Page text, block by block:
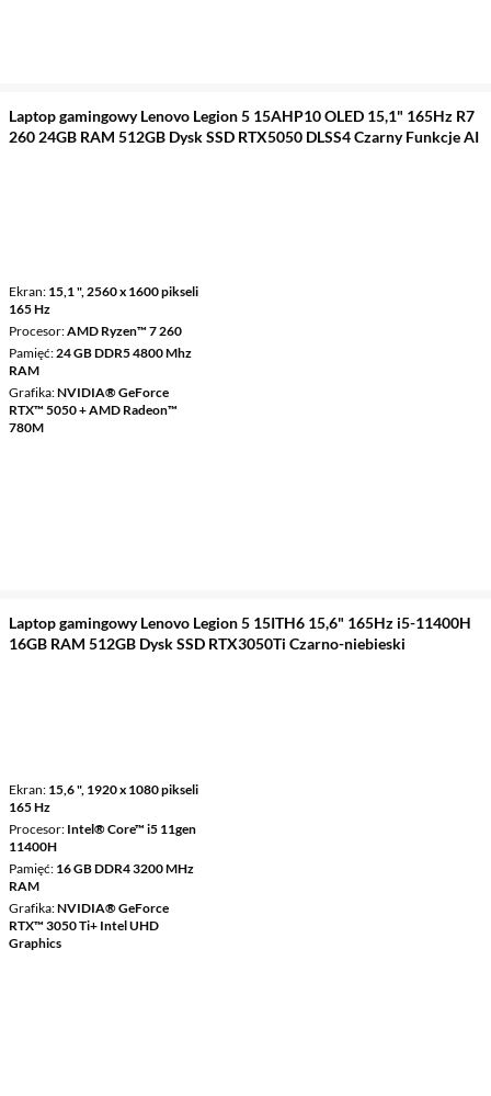
Laptop gamingowy Lenovo Legion 5 15AHP10 OLED 15,1" 165Hz R7
260 24GB RAM 512GB Dysk SSD RTX5050 DLSS4 Czarny Funkcje AI
Ekran 15,1 ", 2560 x 1600 pikseli
165 Hz
Procesor AMD Ryzen™ 7 260
Pamięć 24 GB DDR5 4800 Mhz
RAM
Grafika NVIDIA® GeForce
RTX™ 5050 + AMD Radeon™
780M
Laptop gamingowy Lenovo Legion 5 15ITH6 15,6" 165Hz i5-11400H
16GB RAM 512GB Dysk SSD RTX3050Ti Czarno-niebieski
Ekran 15,6 ", 1920 x 1080 pikseli
165 Hz
Procesor Intel® Core™ i5 11gen
11400H
Pamięć 16 GB DDR4 3200 MHz
RAM
Grafika NVIDIA® GeForce
RTX™ 3050 Ti+ Intel UHD
Graphics